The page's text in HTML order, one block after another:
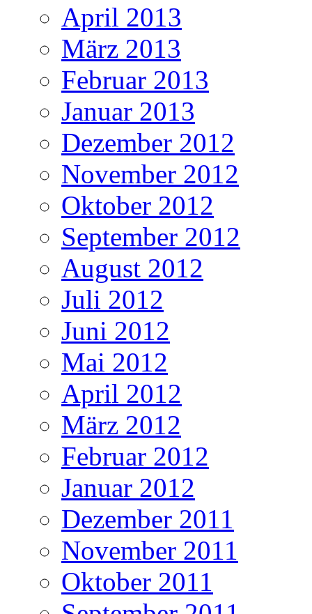
April 2013
März 2013
Februar 2013
Januar 2013
Dezember 2012
November 2012
Oktober 2012
September 2012
August 2012
Juli 2012
Juni 2012
Mai 2012
April 2012
März 2012
Februar 2012
Januar 2012
Dezember 2011
November 2011
Oktober 2011